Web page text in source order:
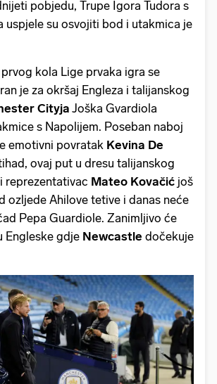
pobjedu, Trupe Igora Tudora s
uspjele su osvojiti bod i utakmica je
kola Lige prvaka igra se
je za okršaj Engleza i talijanskog
Cityja Joška Gvardiola
s Napolijem. Poseban naboj
emotivni povratak Kevina De
ovaj put u dresu talijanskog
reprezentativac Mateo Kovačić još
ozljede Ahilove tetive i danas neće
Pepa Guardiole. Zanimljivo će
Engleske gdje Newcastle dočekuje